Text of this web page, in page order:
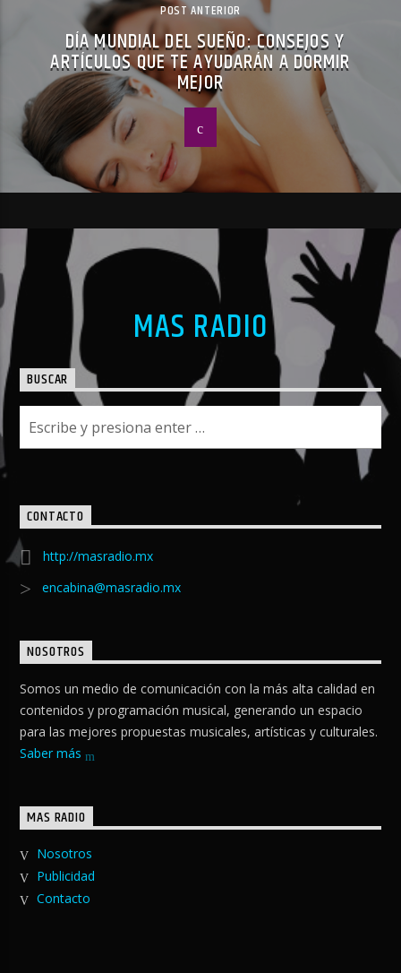
POST ANTERIOR
DÍA MUNDIAL DEL SUEÑO: CONSEJOS Y
ARTÍCULOS QUE TE AYUDARÁN A DORMIR
MEJOR
MAS RADIO
BUSCAR
CONTACTO
http://masradio.mx
encabina@masradio.mx
NOSOTROS
Somos un medio de comunicación con la más alta calidad en
contenidos y programación musical, generando un espacio
para las mejores propuestas musicales, artísticas y culturales.
Saber más
MAS RADIO
Nosotros
Publicidad
Contacto